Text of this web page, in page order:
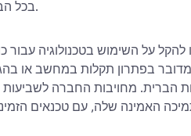
בכל הבעיות הטכנולוגיות, בין אם בבית ובין אם במשרד.
להקל על השימוש בטכנולוגיה
מדובר בפתרון תקלות במחשב או